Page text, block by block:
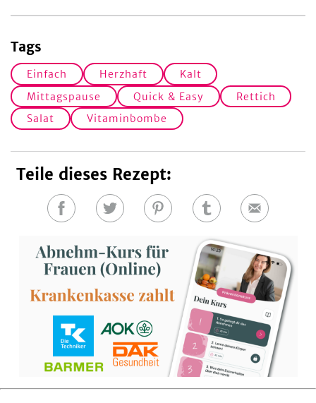
Tags
Einfach Herzhaft
Kalt
Mittagspause
Quick & Easy
Rettich
Salat
Vitaminbombe
Teile dieses Rezept:
Auf
teilen
Auf
teilen
Auf
teilen
Auf
teilen
E-